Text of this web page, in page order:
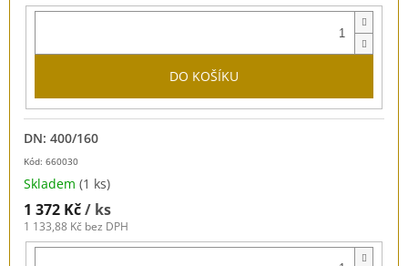
DO KOŠÍKU
Kód: 660030
DN: 400/160
Skladem (1 ks)
1 372 Kč/ ks
1 133,88 Kč bez DPH